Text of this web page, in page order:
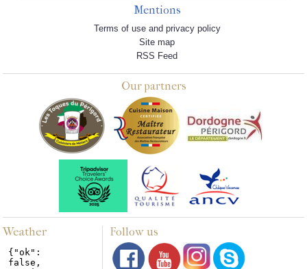
Mentions
Terms of use and privacy policy
Site map
RSS Feed
Our partners
Weather Follow us